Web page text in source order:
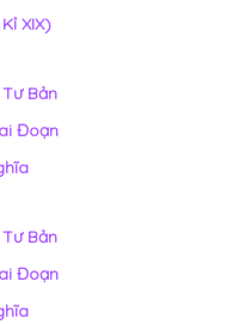
XIX)
Bản
Đoạn
Bản
Đoạn